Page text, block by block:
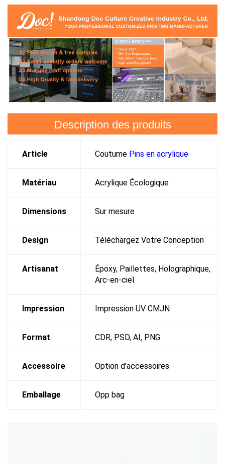
Description des produits
Article Coutume Pins en acrylique
Matériau Acrylique Écologique
Dimensions Sur mesure
Design Téléchargez Votre Conception
Artisanat
Époxy, Paillettes, Holographique,
Arc-en-ciel
Impression Impression UV CMJN
Format CDR, PSD, AI, PNG
Accessoire Option d'accessoires
Emballage Opp bag